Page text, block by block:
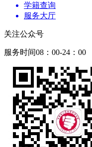
学籍查询
服务大厅
关注公众号
服务时间08：00-24：00